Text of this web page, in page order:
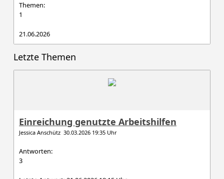
Themen:
1
21.06.2026
Letzte Themen
Einreichung genutzte Arbeitshilfen
Jessica Anschütz 30.03.2026 19:35 Uhr
Antworten:
3